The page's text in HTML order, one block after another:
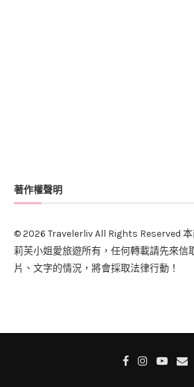
著作權聲明
© 2026 Travelerliv All Rights Reserved
莉芙小姐愛旅遊所有，任何轉載請先來信
片、文字的情況，將會採取法律行動！